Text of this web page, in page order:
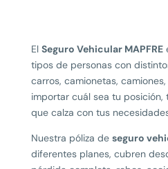
El Seguro Vehicular MAPFRE
tipos de personas con
carros, camionetas,
importar cuál sea tu posición,
que calza con tus
Nuestra póliza de seguro
diferentes planes, cubren